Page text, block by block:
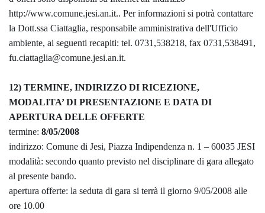
http://www.comune.jesi.an.it.. Per informazioni si potrà contattare
la Dott.ssa Ciattaglia, responsabile amministrativa dell'Ufficio
ambiente, ai seguenti recapiti: tel. 0731,538218, fax 0731,538491,
fu.ciattaglia@comune.jesi.an.it.
12) TERMINE, INDIRIZZO DI RICEZIONE,
MODALITA’ DI PRESENTAZIONE E DATA DI
APERTURA DELLE OFFERTE
termine: 8/05/2008
indirizzo: Comune di Jesi, Piazza Indipendenza n. 1 – 60035 JESI
modalità: secondo quanto previsto nel disciplinare di gara allegato
al presente bando.
apertura offerte: la seduta di gara si terrà il giorno 9/05/2008 alle
ore 10.00